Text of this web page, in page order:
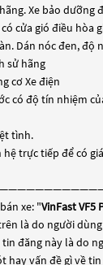
Xe bảo
cửa gió điều hòa
Dán nóc đen, độ
sử hãng
cơ Xe điện
có độ tín nhiệm
tình.
trực tiếp để có
xe: "VinFast VF5
là do người
đăng này là do
hay vấn đề gì về